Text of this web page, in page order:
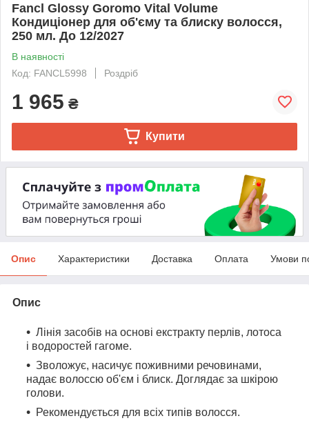
Fancl Glossy Goromo Vital Volume
Кондиціонер для об'єму та блиску волосся,
250 мл. До 12/2027
В наявності
Код: FANCL5998
Роздріб
1 965 ₴
Купити
Опис Характеристики Доставка Оплата Умови
Опис
Лінія засобів на основі екстракту перлів, лотоса
і водоростей гагоме.
Зволожує, насичує поживними речовинами,
надає волоссю об'єм і блиск. Доглядає за шкірою
голови.
Рекомендується для всіх типів волосся.